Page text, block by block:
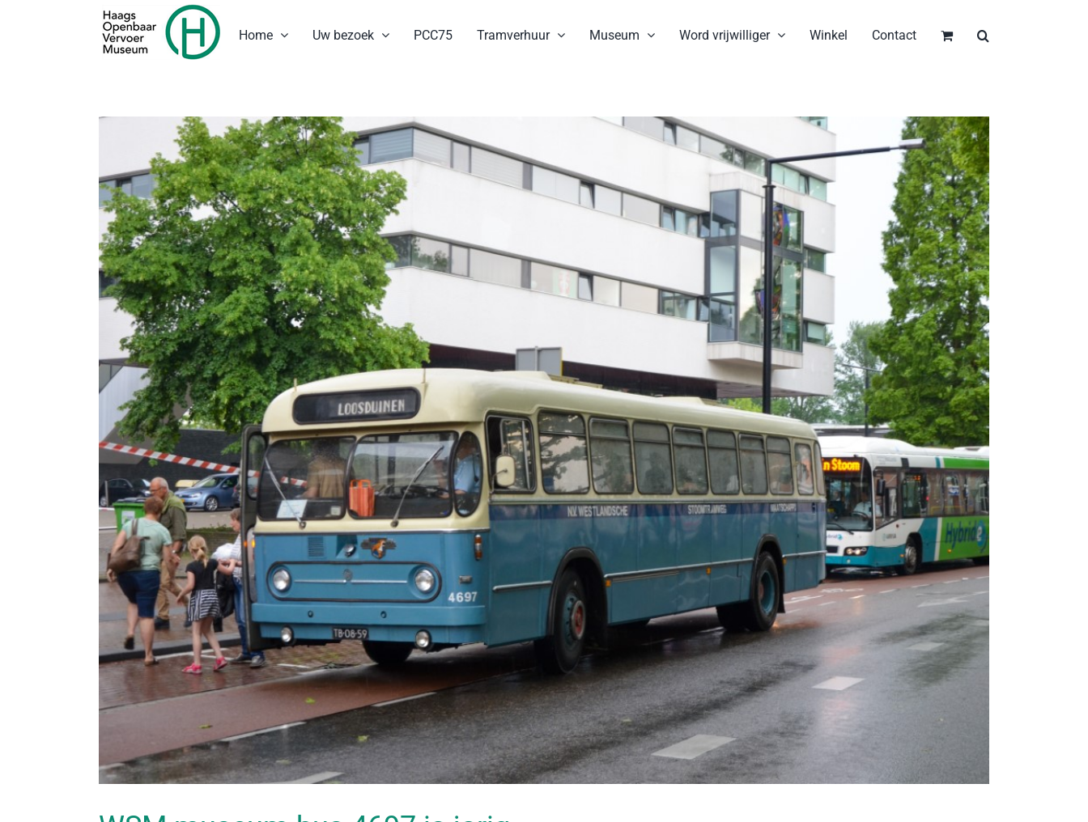
Home Uw bezoek PCC75 Tramverhuur Museum Word vrijwilliger Winkel Contact